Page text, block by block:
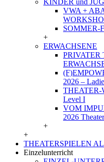
KINDER und
VWA +
SOMMER-
+
ERWACHSENE
PRIVATER
2026 –
THEATER-
Level I
VOM
2026
+
+
THEATERSPIELEN
Einzelunterricht